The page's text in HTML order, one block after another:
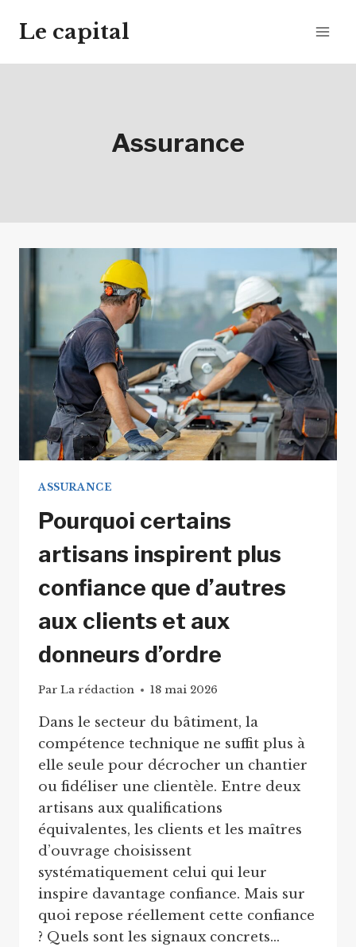
Le capital
Assurance
ASSURANCE
Pourquoi certains
artisans inspirent plus
confiance que d’autres
aux clients et aux
donneurs d’ordre
Par La rédaction 18 mai 2026
Dans le secteur du bâtiment, la
compétence technique ne suffit plus à
elle seule pour décrocher un chantier
ou fidéliser une clientèle. Entre deux
artisans aux qualifications
équivalentes, les clients et les maîtres
d’ouvrage choisissent
systématiquement celui qui leur
inspire davantage confiance. Mais sur
quoi repose réellement cette confiance
? Quels sont les signaux concrets…